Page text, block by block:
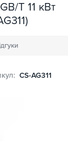
T 11 кВт
CS-AG311